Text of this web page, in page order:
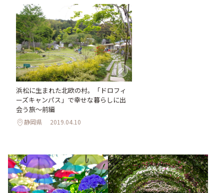
浜松に生まれた北欧の村。「ドロフィ
ーズキャンパス」で幸せな暮らしに出
会う旅～前編
静岡県 2019.04.10